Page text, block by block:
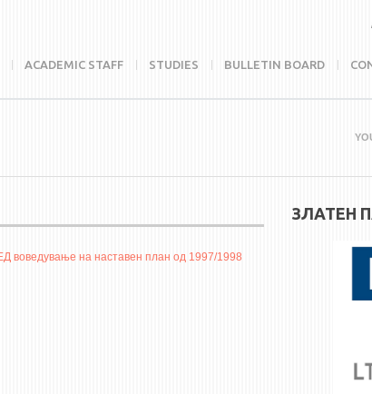
ACADEMIC STAFF STUDIES BULLETIN BOARD
воведување на наставен план од 1997/1998
ЗЛАТЕН